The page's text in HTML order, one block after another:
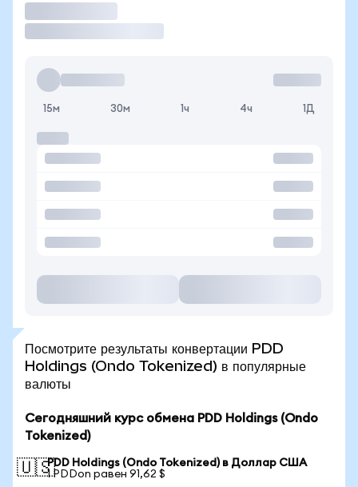
15м 30м 1ч 4ч 1Д
Посмотрите результаты конвертации PDD
Holdings (Ondo Tokenized) в популярные
валюты
Сегодняшний курс обмена PDD Holdings (Ondo
Tokenized)
🇺🇸PDD Holdings (Ondo Tokenized) в Доллар США
1 PDDon равен 91,62 $